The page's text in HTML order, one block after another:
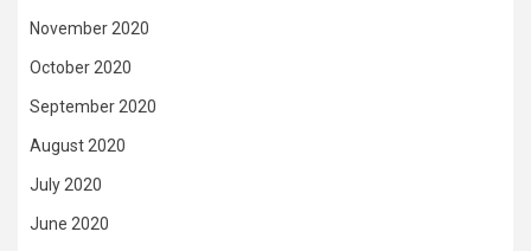
November 2020
October 2020
September 2020
August 2020
July 2020
June 2020